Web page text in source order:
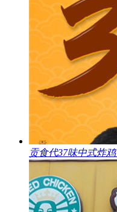
贡食代37味中式炸鸡